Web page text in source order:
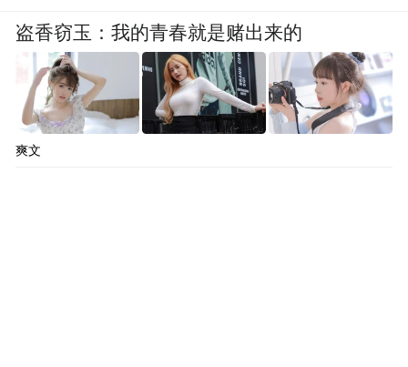
盗香窃玉：我的青春就是赌出来的
爽文